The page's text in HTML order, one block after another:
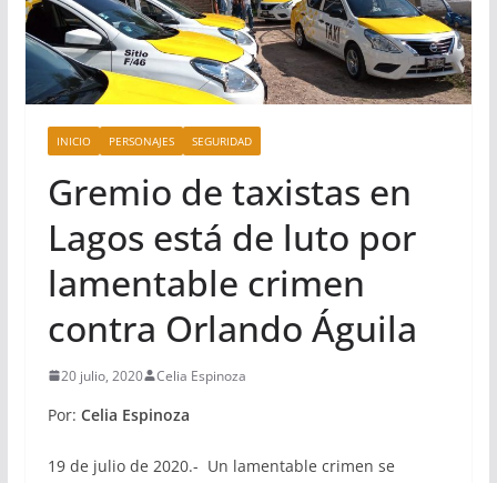
INICIO PERSONAJES SEGURIDAD
Gremio de taxistas en
Lagos está de luto por
lamentable crimen
contra Orlando Águila
20 julio, 2020 Celia Espinoza
Por: Celia Espinoza
19 de julio de 2020.- Un lamentable crimen se